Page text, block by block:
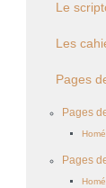
Le
Les
Pages
Pages
Pages